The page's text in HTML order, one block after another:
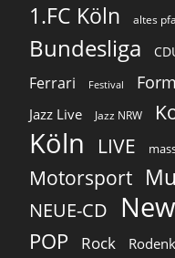
1.FC Köln altes
Bundesliga
Ferrari Festival
Jazz Live Jazz NRW
Köln LIVE
Motorsport
NEUE-CD
POP Rock